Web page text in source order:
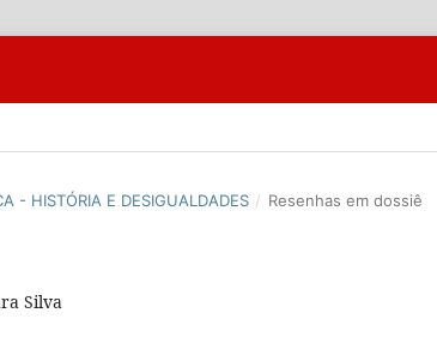
- HISTÓRIA E DESIGUALDADES / Resenhas em dossiê
Silva